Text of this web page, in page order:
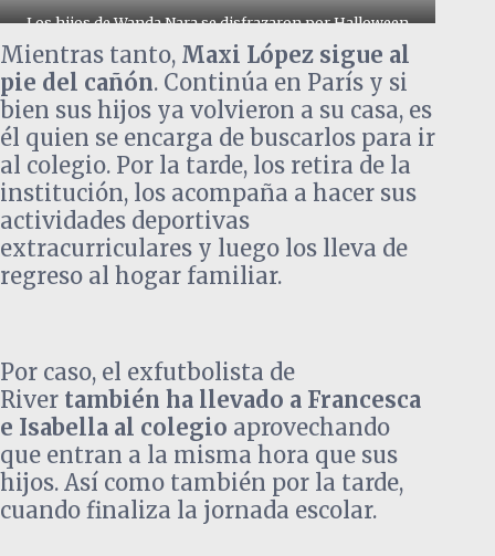
Los hijos de Wanda Nara se disfrazaron por Halloween
Mientras tanto, Maxi López sigue al
pie del cañón. Continúa en París y si
bien sus hijos ya volvieron a su casa, es
él quien se encarga de buscarlos para ir
al colegio. Por la tarde, los retira de la
institución, los acompaña a hacer sus
actividades deportivas
extracurriculares y luego los lleva de
regreso al hogar familiar.
Por caso, el exfutbolista de
River también ha llevado a Francesca
e Isabella al colegio aprovechando
que entran a la misma hora que sus
hijos. Así como también por la tarde,
cuando finaliza la jornada escolar.